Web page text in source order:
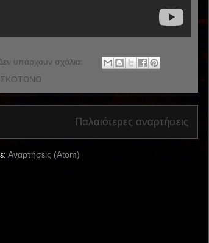
υπάρχουν σχόλια:
Παλαιότερες αναρτήσεις
Αναρτήσεις (Atom)